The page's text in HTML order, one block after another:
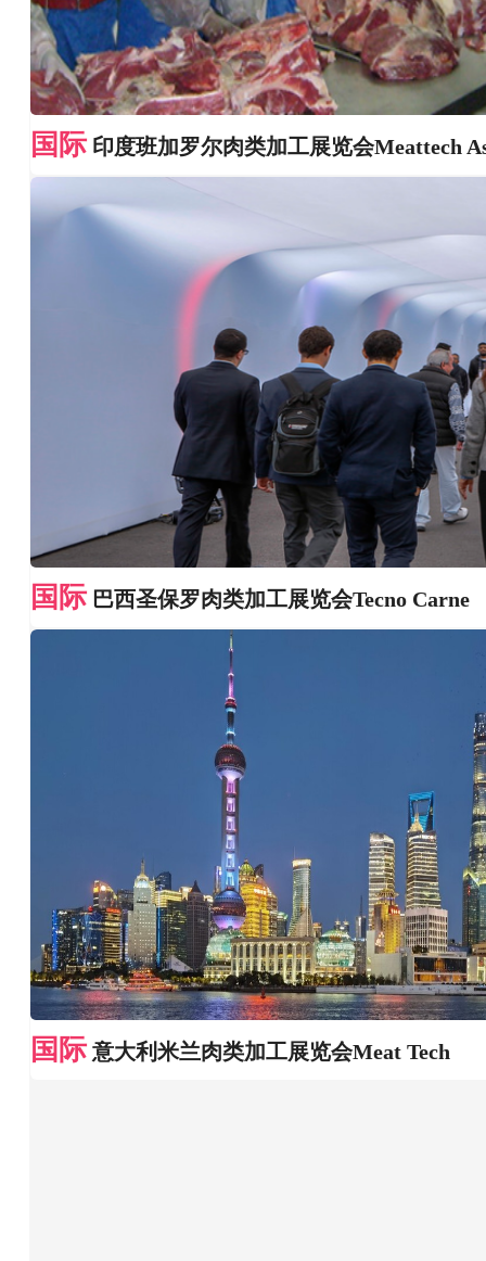
国际 印度班加罗尔肉类加工展览会Meattech
国际 巴西圣保罗肉类加工展览会Tecno Carne
国际 意大利米兰肉类加工展览会Meat Tech